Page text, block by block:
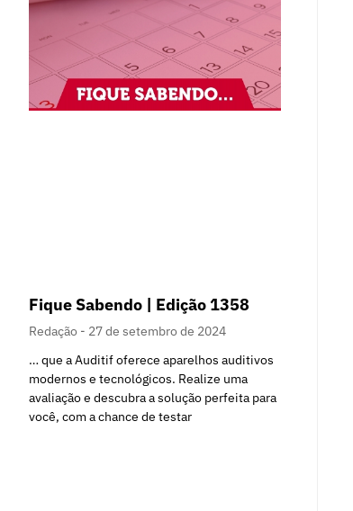
Fique Sabendo | Edição 1358
Redação
27 de setembro de 2024
… que a Auditif oferece aparelhos auditivos
modernos e tecnológicos. Realize uma
avaliação e descubra a solução perfeita para
você, com a chance de testar